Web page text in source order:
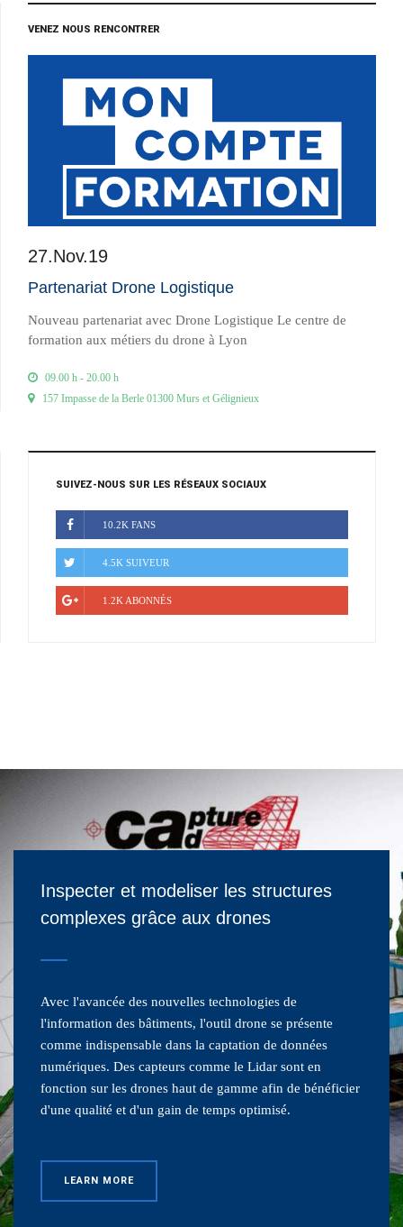
VENEZ NOUS RENCONTRER
27.Nov.19
Partenariat Drone Logistique
Nouveau partenariat avec Drone Logistique Le centre de
formation aux métiers du drone à Lyon
09.00 h - 20.00 h
157 Impasse de la Berle 01300 Murs et Gélignieux
SUIVEZ-NOUS SUR LES RÉSEAUX SOCIAUX
10.2K FANS
4.5K SUIVEUR
1.2K ABONNÉS
Inspecter et modeliser les structures
complexes grâce aux drones
Avec l'avancée des nouvelles technologies de
l'information des bâtiments, l'outil drone se présente
comme indispensable dans la captation de données
numériques. Des capteurs comme le Lidar sont en
fonction sur les drones haut de gamme afin de bénéficier
d'une qualité et d'un gain de temps optimisé.
LEARN MORE